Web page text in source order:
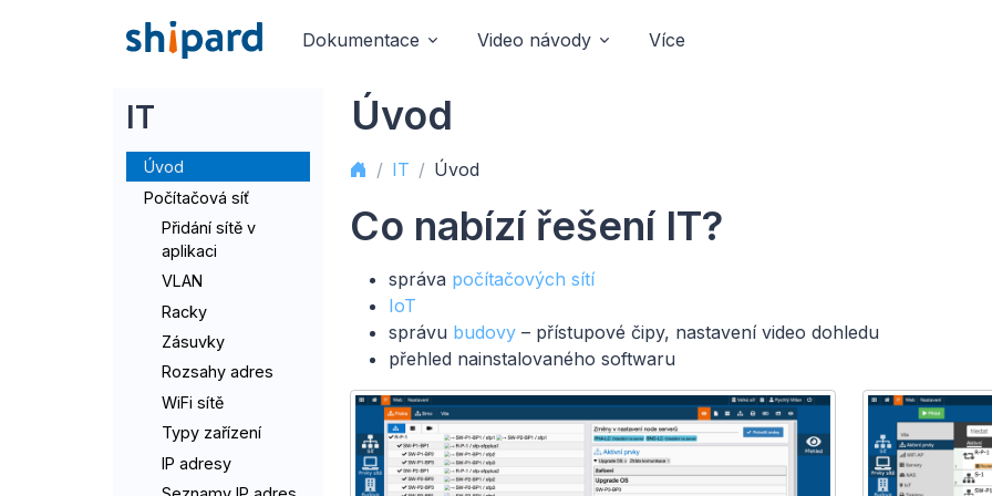
Dokumentace Video návody Více
IT
Úvod
Počítačová síť
Přidání sítě v
aplikaci
VLAN
Racky
Zásuvky
Rozsahy adres
WiFi sítě
Typy zařízení
IP adresy
Úvod
IT Úvod
Co nabízí řešení IT?
správa počítačových sítí
IoT
správu budovy– přístupové čipy, nastavení video dohledu
přehled nainstalovaného softwaru